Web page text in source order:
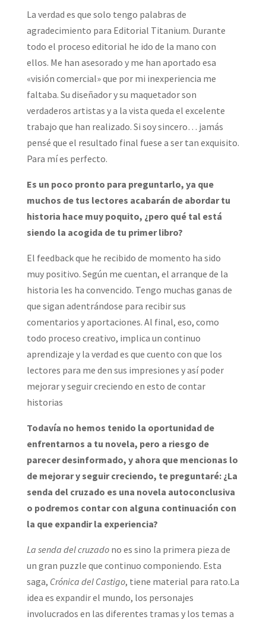
La verdad es que solo tengo palabras de
agradecimiento para Editorial Titanium. Durante
todo el proceso editorial he ido de la mano con
ellos. Me han asesorado y me han aportado esa
«visión comercial» que por mi inexperiencia me
faltaba. Su diseñador y su maquetador son
verdaderos artistas y a la vista queda el excelente
trabajo que han realizado. Si soy sincero… jamás
pensé que el resultado final fuese a ser tan exquisito.
Para mí es perfecto.
Es un poco pronto para preguntarlo, ya que
muchos de tus lectores acabarán de abordar tu
historia hace muy poquito, ¿pero qué tal está
siendo la acogida de tu primer libro?
El feedback que he recibido de momento ha sido
muy positivo. Según me cuentan, el arranque de la
historia les ha convencido. Tengo muchas ganas de
que sigan adentrándose para recibir sus
comentarios y aportaciones. Al final, eso, como
todo proceso creativo, implica un continuo
aprendizaje y la verdad es que cuento con que los
lectores para me den sus impresiones y así poder
mejorar y seguir creciendo en esto de contar
historias
Todavía no hemos tenido la oportunidad de
enfrentarnos a tu novela, pero a riesgo de
parecer desinformado, y ahora que mencionas lo
de mejorar y seguir creciendo, te preguntaré: ¿La
senda del cruzado es una novela autoconclusiva
o podremos contar con alguna continuación con
la que expandir la experiencia?
La senda del cruzadono es sino la primera pieza de
un gran puzzle que continuo componiendo. Esta
saga, Crónica del Castigo, tiene material para rato.La
idea es expandir el mundo, los personajes
involucrados en las diferentes tramas y los temas a